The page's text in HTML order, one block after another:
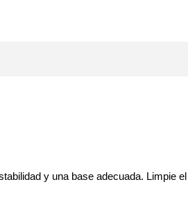
y una base adecuada. Limpie